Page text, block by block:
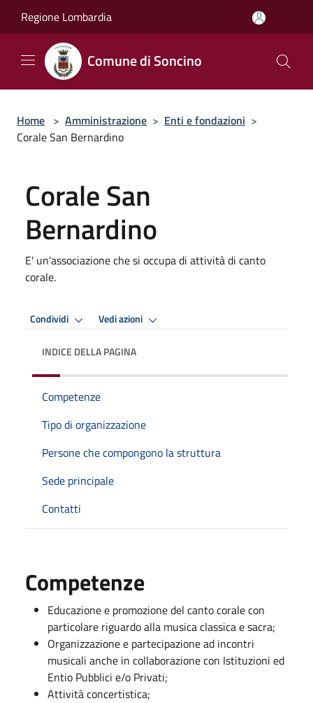
Regione Lombardia
Comune di Soncino
Home > Amministrazione > Enti e fondazioni >
Corale San Bernardino
Corale San
Bernardino
E' un'associazione che si occupa di attività di canto
corale.
Condividi Vedi azioni
INDICE DELLA PAGINA
Competenze
Tipo di organizzazione
Persone che compongono la struttura
Sede principale
Contatti
Competenze
Educazione e promozione del canto corale con
particolare riguardo alla musica classica e sacra;
Organizzazione e partecipazione ad incontri
musicali anche in collaborazione con Istituzioni ed
Entio Pubblici e/o Privati;
Attività concertistica;